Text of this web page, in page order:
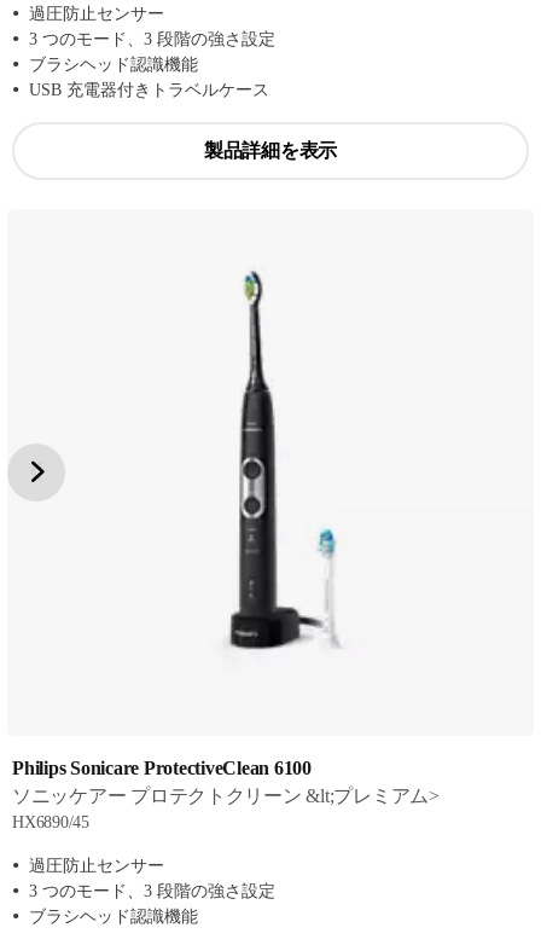
過圧防止センサー
3 つのモード、3 段階の強さ設定
ブラシヘッド認識機能
USB 充電器付きトラベルケース
製品詳細を表示
Philips Sonicare ProtectiveClean 6100
ソニッケアー プロテクトクリーン &lt;プレミアム>
HX6890/45
過圧防止センサー
3 つのモード、3 段階の強さ設定
ブラシヘッド認識機能